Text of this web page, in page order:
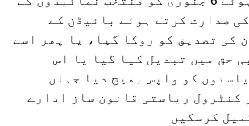
صدارت کرتے ہوئے بائیڈن کے
کی تصدیق کو روکا گیا، یا پھر اسے
حق میں تبدیل کیا گیا یا اس
کو واپس بھیج دیا جہاں
کنٹرول ریاستی قانون ساز ادارے
کرسکیں